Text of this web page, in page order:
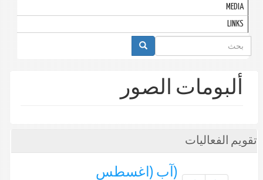
MEDIA
LINKS
استمارة
البحث
ألبومات الصور
تقويم الفعاليات
(آب (اغسطس